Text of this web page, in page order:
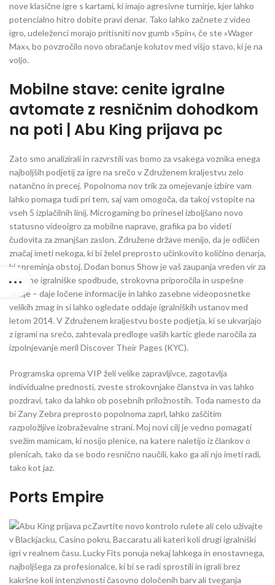
nove klasične igre s kartami, ki imajo agresivne turnirje, kjer lahko
potencialno hitro dobite pravi denar. Tako lahko začnete z video
igro, udeleženci morajo pritisniti nov gumb »Spin«, če ste »Wager
Max«, bo povzročilo novo obračanje kolutov med višjo stavo, ki je na
voljo.
Mobilne stave: cenite igralne
avtomate z resničnim dohodkom
na poti | Abu King prijava pc
Zato smo analizirali in razvrstili vas bomo za vsakega voznika enega
najboljših podjetij za igre na srečo v Združenem kraljestvu zelo
natančno in precej. Popolnoma nov trik za omejevanje izbire vam
lahko pomaga tudi pri tem, saj vam omogoča, da takoj vstopite na
vseh 5 izplačilnih linij. Microgaming bo prinesel izboljšano novo
statusno videoigro za mobilne naprave, grafika pa bo videti
čudovita za zmanjšan zaslon. Združene države menijo, da je odličen
značaj imeti nekoga, ki bi želel preprosto učinkovito količino denarja,
ki spreminja obstoj. Dodan bonus Show je vaš zaupanja vreden vir za
spletne igralniške spodbude, strokovna priporočila in uspešne
akcije – daje ločene informacije in lahko zasebne videoposnetke
velikih zmag in si lahko ogledate oddaje igralniških ustanov med
letom 2014. V Združenem kraljestvu boste podjetja, ki se ukvarjajo
z igrami na srečo, zahtevala predloge vaših kartic glede naročila za
izpolnjevanje meril Discover Their Pages (KYC).
Programska oprema VIP želi velike zapravljivce, zagotavlja
individualne prednosti, zveste strokovnjake članstva in vas lahko
pozdravi, tako da lahko ob posebnih priložnostih. Toda namesto da
bi Zany Zebra preprosto popolnoma zaprl, lahko zaščitim
razpoložljive izobraževalne strani. Moj novi cilj je vedno pomagati
svežim mamicam, ki nosijo plenice, na katere naletijo iz člankov o
plenicah, tako da se bodo resnično naučili, kako ga ali njo imeti radi,
tako kot jaz.
Ports Empire
Zavrtite novo kontrolo rulete ali celo uživajte
v Blackjacku, Casino pokru, Baccaratu ali kateri koli drugi igralniški
igri v realnem času. Lucky Fits ponuja nekaj lahkega in enostavnega,
najboljšega za profesionalce, ki bi se radi sprostili in igrali brez
kakršne koli intenzivnosti časovno določenih barv ali tveganja